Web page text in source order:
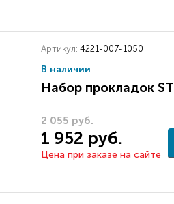
Артикул: 4221-007-1050
В наличии
Набор прокладок
2 055 руб.
1 952 руб.
Цена при заказе на сайте